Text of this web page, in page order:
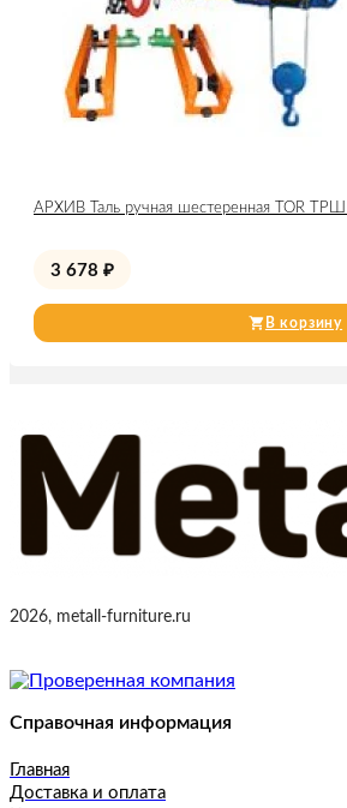
АРХИВ Таль ручная шестеренная TOR
3 678 ₽
В корзину
2026, metall-furniture.ru
Справочная информация
Главная
Доставка и оплата